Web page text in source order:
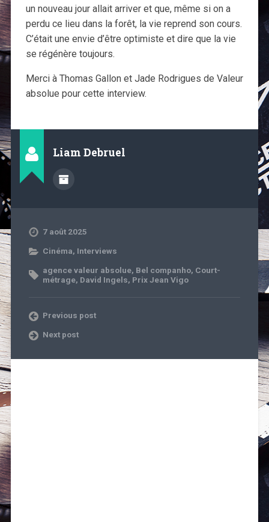
un nouveau jour allait arriver et que, même si on a
perdu ce lieu dans la forêt, la vie reprend son cours.
C’était une envie d’être optimiste et dire que la vie
se régénère toujours.
Merci à Thomas Gallon et Jade Rodrigues de Valeur
absolue pour cette interview.
Liam Debruel
7 août 2025
Cinéma, Interviews
agence valeur absolue, Bel companho, Court-
métrage, David Ingels, Prix Jean Vigo
Previous post
Next post